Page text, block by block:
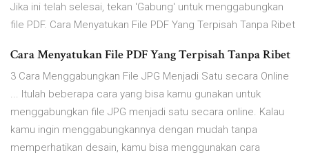
Jika ini telah selesai, tekan 'Gabung' untuk menggabungkan
file PDF. Cara Menyatukan File PDF Yang Terpisah Tanpa Ribet
Cara Menyatukan File PDF Yang Terpisah Tanpa Ribet
3 Cara Menggabungkan File JPG Menjadi Satu secara Online
... Itulah beberapa cara yang bisa kamu gunakan untuk
menggabungkan file JPG menjadi satu secara online. Kalau
kamu ingin menggabungkannya dengan mudah tanpa
memperhatikan desain, kamu bisa menggunakan cara